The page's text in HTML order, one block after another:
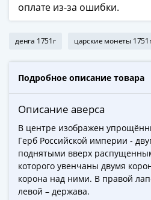
Сочи
по
футболу
2018
Крымские
Архитектура
Красная
книга
Личности
Мультипликация
оплате из-за ошибки.
денга 1751г царские монеты
Подробное описание товара
Описание аверса
В центре изображен
Герб Российской империи -
поднятыми вверх
которого увенчаны двумя
корона над ними. В правой
левой – держава.